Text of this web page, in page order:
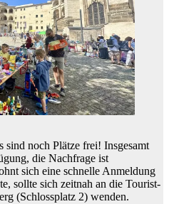
sind noch Plätze frei! Insgesamt
die Nachfrage ist
sich eine schnelle Anmeldung
sollte sich zeitnah an die Tourist-
(Schlossplatz 2) wenden.